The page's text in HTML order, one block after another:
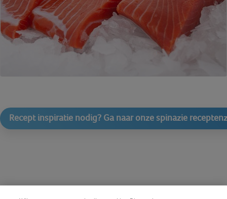
Recept inspiratie nodig? Ga naar onze spinazie